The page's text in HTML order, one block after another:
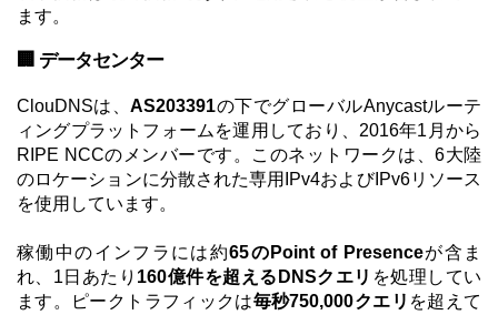
ます。
🏢 データセンター
ClouDNSは、AS203391の下でグローバルAnycastルーテ
ィングプラットフォームを運用しており、2016年1月から
RIPE NCCのメンバーです。このネットワークは、6大陸
のロケーションに分散された専用IPv4およびIPv6リソース
を使用しています。
稼働中のインフラには約65のPoint of Presenceが含ま
れ、1日あたり 160億件を超えるDNSクエリ を処理してい
ます。ピークトラフィックは毎秒750,000クエリ を超えて